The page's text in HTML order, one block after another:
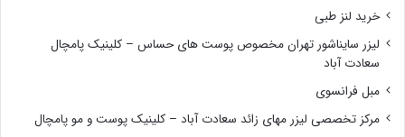
خرید لنز طبی
لیزر سایناشور تهران مخصوص پوست های حساس – کلینیک پامچال
سعادت آباد
مبل فرانسوی
مرکز تخصصی لیزر مهای زائد سعادت آباد – کلینیک پوست و مو پامچال